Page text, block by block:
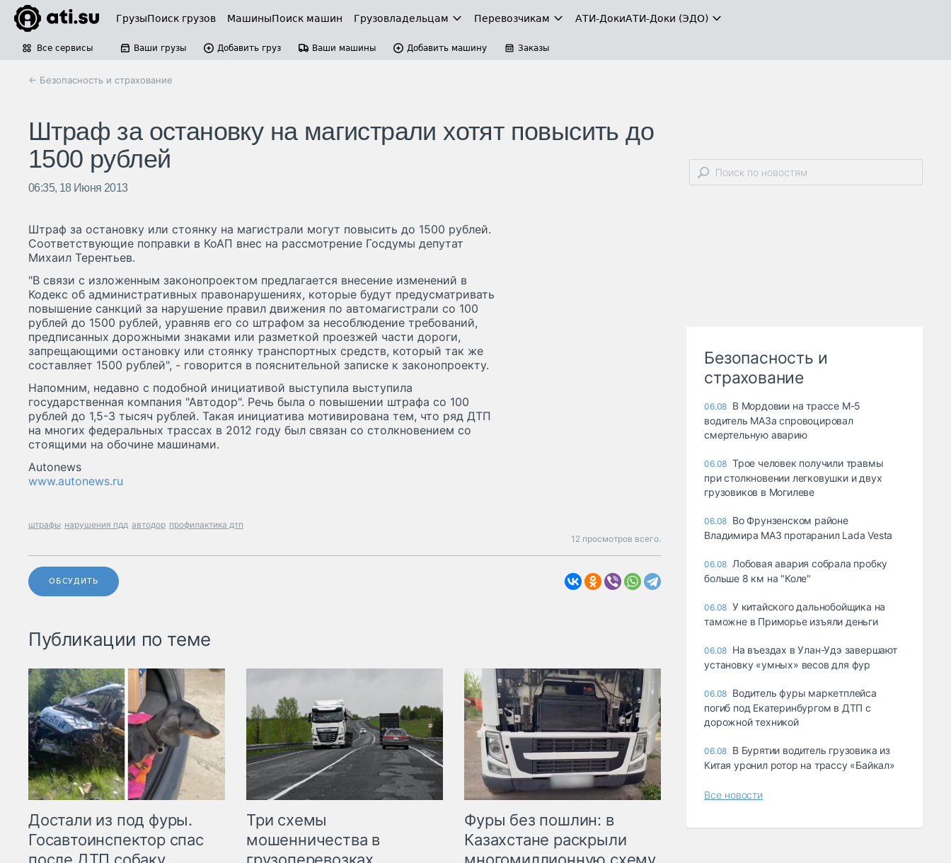
ГрузыПоиск грузов МашиныПоиск машин Грузовладельцам Перевозчикам АТИ-ДокиАТИ-Доки (ЭДО)
Все сервисы Ваши грузы Добавить груз Ваши машины Добавить машину Заказы
← Безопасность и страхование
Штраф за остановку на магистрали хотят повысить до
1500 рублей
06:35, 18 Июня 2013
Штраф за остановку или стоянку на магистрали могут повысить до 1500 рублей.
Соответствующие поправки в КоАП внес на рассмотрение Госдумы депутат
Михаил Терентьев.
"В связи с изложенным законопроектом предлагается внесение изменений в
Кодекс об административных правонарушениях, которые будут предусматривать
повышение санкций за нарушение правил движения по автомагистрали со 100
рублей до 1500 рублей, уравняв его со штрафом за несоблюдение требований,
предписанных дорожными знаками или разметкой проезжей части дороги,
запрещающими остановку или стоянку транспортных средств, который так же
составляет 1500 рублей", - говорится в пояснительной записке к законопроекту.
Напомним, недавно с подобной инициативой выступила выступила
государственная компания "Автодор". Речь была о повышении штрафа со 100
рублей до 1,5-3 тысяч рублей. Такая инициатива мотивирована тем, что ряд ДТП
на многих федеральных трассах в 2012 году был связан со столкновением со
стоящими на обочине машинами.
Autonews
www.autonews.ru
штрафы нарушения пдд автодор профилактика дтп
12 просмотров всего.
ОБСУДИТЬ
Публикации по теме
Достали из под фуры.
Госавтоинспектор спас
после ДТП собаку
Три схемы
мошенничества в
грузоперевозках.
Фуры без пошлин: в
Казахстане раскрыли
многомиллионную схему
Безопасность и
страхование
06.08 В Мордовии на трассе М-5
водитель МАЗа спровоцировал
смертельную аварию
06.08 Трое человек получили травмы
при столкновении легковушки и двух
грузовиков в Могилеве
06.08 Во Фрунзенском районе
Владимира МАЗ протаранил Lada Vesta
06.08 Лобовая авария собрала пробку
больше 8 км на "Коле"
06.08 У китайского дальнобойщика на
таможне в Приморье изъяли деньги
06.08 Ha въeздax в Улaн-Удэ зaвepшaют
ycтaнoвкy «yмныx» вecoв для фyp
06.08 Водитель фуры маркетплейса
погиб под Екатеринбургом в ДТП с
дорожной техникой
06.08 В Бурятии водитель грузовика из
Китая уронил ротор на трассу «Байкал»
Все новости